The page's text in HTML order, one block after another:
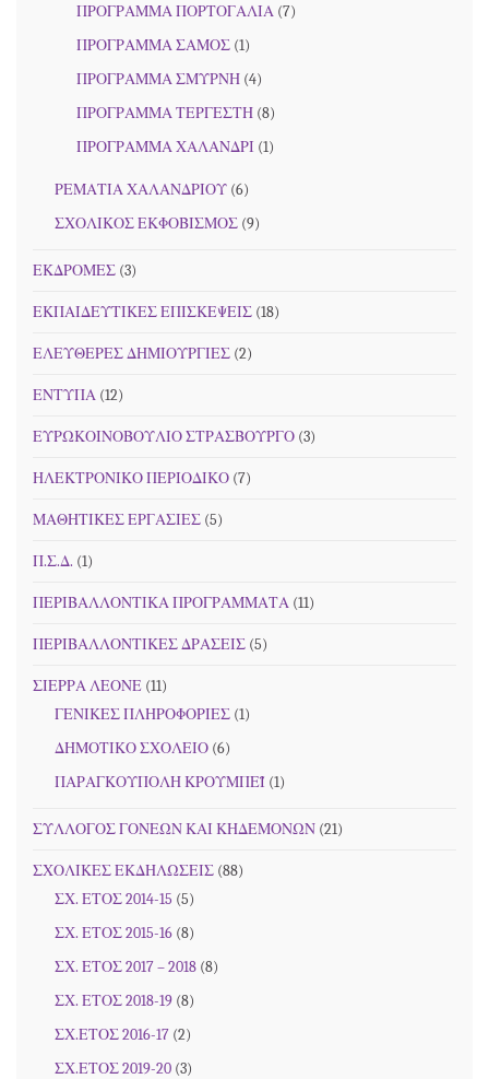
ΠΡΟΓΡΑΜΜΑ ΠΟΡΤΟΓΑΛΙΑ (7)
ΠΡΟΓΡΑΜΜΑ ΣΑΜΟΣ (1)
ΠΡΟΓΡΑΜΜΑ ΣΜΥΡΝΗ (4)
ΠΡΟΓΡΑΜΜΑ ΤΕΡΓΕΣΤΗ (8)
ΠΡΟΓΡΑΜΜΑ ΧΑΛΑΝΔΡΙ (1)
ΡΕΜΑΤΙΑ ΧΑΛΑΝΔΡΙΟΥ (6)
ΣΧΟΛΙΚΟΣ ΕΚΦΟΒΙΣΜΟΣ (9)
ΕΚΔΡΟΜΕΣ (3)
ΕΚΠΑΙΔΕΥΤΙΚΕΣ ΕΠΙΣΚΕΨΕΙΣ (18)
ΕΛΕΥΘΕΡΕΣ ΔΗΜΙΟΥΡΓΙΕΣ (2)
ΕΝΤΥΠΑ (12)
ΕΥΡΩΚΟΙΝΟΒΟΥΛΙΟ ΣΤΡΑΣΒΟΥΡΓΟ (3)
ΗΛΕΚΤΡΟΝΙΚΟ ΠΕΡΙΟΔΙΚΟ (7)
ΜΑΘΗΤΙΚΕΣ ΕΡΓΑΣΙΕΣ (5)
Π.Σ.Δ. (1)
ΠΕΡΙΒΑΛΛΟΝΤΙΚΑ ΠΡΟΓΡΑΜΜΑΤΑ (11)
ΠΕΡΙΒΑΛΛΟΝΤΙΚΕΣ ΔΡΑΣΕΙΣ (5)
ΣΙΕΡΡΑ ΛΕΟΝΕ (11)
ΓΕΝΙΚΕΣ ΠΛΗΡΟΦΟΡΙΕΣ (1)
ΔΗΜΟΤΙΚΟ ΣΧΟΛΕΙΟ (6)
ΠΑΡΑΓΚΟΥΠΟΛΗ ΚΡΟΥΜΠΕΪ (1)
ΣΥΛΛΟΓΟΣ ΓΟΝΕΩΝ ΚΑΙ ΚΗΔΕΜΟΝΩΝ (21)
ΣΧΟΛΙΚΕΣ ΕΚΔΗΛΩΣΕΙΣ (88)
ΣΧ. ΕΤΟΣ 2014-15 (5)
ΣΧ. ΕΤΟΣ 2015-16 (8)
ΣΧ. ΕΤΟΣ 2017 – 2018 (8)
ΣΧ. ΕΤΟΣ 2018-19 (8)
ΣΧ.ΕΤΟΣ 2016-17 (2)
ΣΧ.ΕΤΟΣ 2019-20 (3)